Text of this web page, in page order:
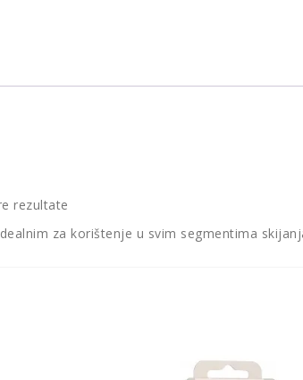
rezultate
za korištenje u svim segmentima